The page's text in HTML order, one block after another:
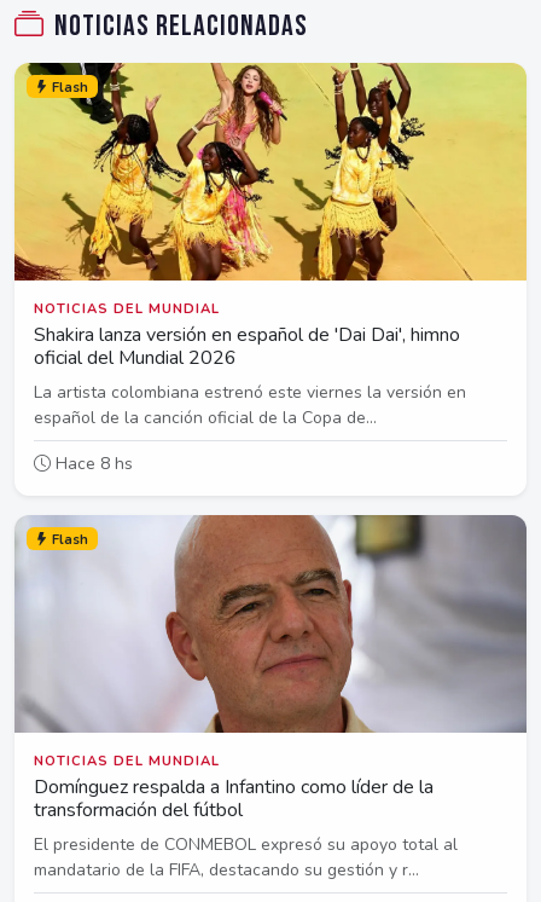
Noticias relacionadas
Flash
NOTICIAS DEL MUNDIAL
Shakira lanza versión en español de 'Dai Dai', himno
oficial del Mundial 2026
La artista colombiana estrenó este viernes la versión en
español de la canción oficial de la Copa de...
Hace 8 hs
Flash
NOTICIAS DEL MUNDIAL
Domínguez respalda a Infantino como líder de la
transformación del fútbol
El presidente de CONMEBOL expresó su apoyo total al
mandatario de la FIFA, destacando su gestión y r...